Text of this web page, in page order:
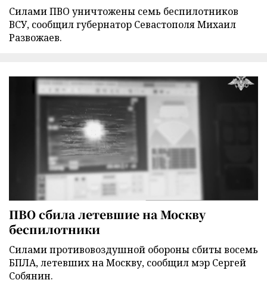
Силами ПВО уничтожены семь беспилотников
ВСУ, сообщил губернатор Севастополя Михаил
Развожаев.
ПВО сбила летевшие на Москву
беспилотники
Силами противовоздушной обороны сбиты восемь
БПЛА, летевших на Москву, сообщил мэр Сергей
Собянин.